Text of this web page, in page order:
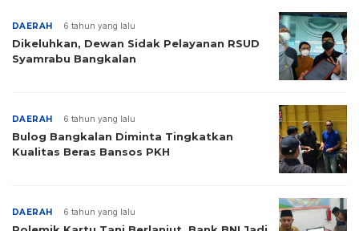
DAERAH 6 tahun yang lalu
Dikeluhkan, Dewan Sidak Pelayanan RSUD
Syamrabu Bangkalan
DAERAH 6 tahun yang lalu
Bulog Bangkalan Diminta Tingkatkan
Kualitas Beras Bansos PKH
DAERAH 6 tahun yang lalu